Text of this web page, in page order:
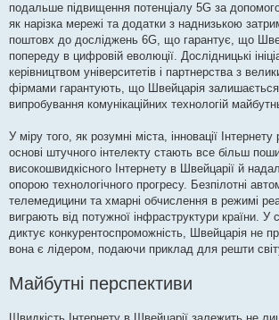
подальше підвищення потенціалу 5G за
як нарізка мережі та додатки з наднизькою
поштовх до досліджень 6G, що гарантує, що
попереду в цифровій еволюції. Дослідницькі
керівництвом університетів і партнерства з
фірмами гарантують, що Швейцарія
випробування комунікаційних технологій
У міру того, як розумні міста, інновації
основі штучного інтелекту стають все більш
високошвидкісного Інтернету в Швейцарії й
опорою технологічного прогресу. Безпілотні
телемедицини та хмарні обчислення в режимі
виграють від потужної інфраструктури країни. У
диктує конкурентоспроможність, Швейцарія не
вона є лідером, подаючи приклад для решти
Майбутні перспективи